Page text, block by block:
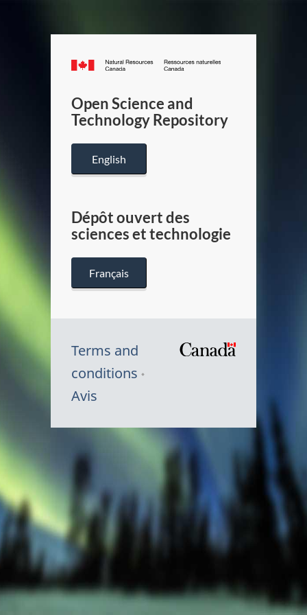
Canada.ca
/
Canada
Open Science and
Technology Repository
English
Dépôt ouvert des
sciences et technologie
Français
Terms and
conditions
Avis
Canada